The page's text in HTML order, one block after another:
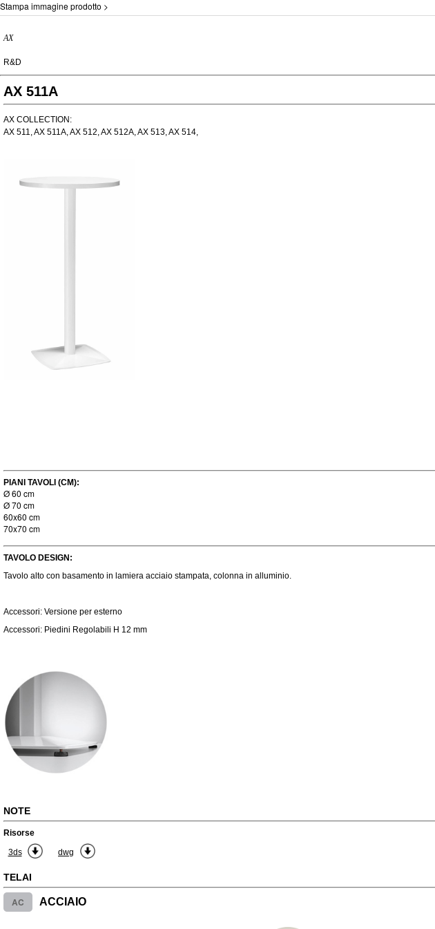
Stampa immagine prodotto >
AX
R&D
AX 511A
AX COLLECTION:
AX 511, AX 511A, AX 512, AX 512A, AX 513, AX 514,
PIANI TAVOLI (CM):
Ø 60 cm
Ø 70 cm
60x60 cm
70x70 cm
TAVOLO DESIGN:
Tavolo alto con basamento in lamiera acciaio stampata, colonna in alluminio.
Accessori: Versione per esterno
Accessori: Piedini Regolabili H 12 mm
NOTE
Risorse
3ds
dwg
TELAI
AC ACCIAIO